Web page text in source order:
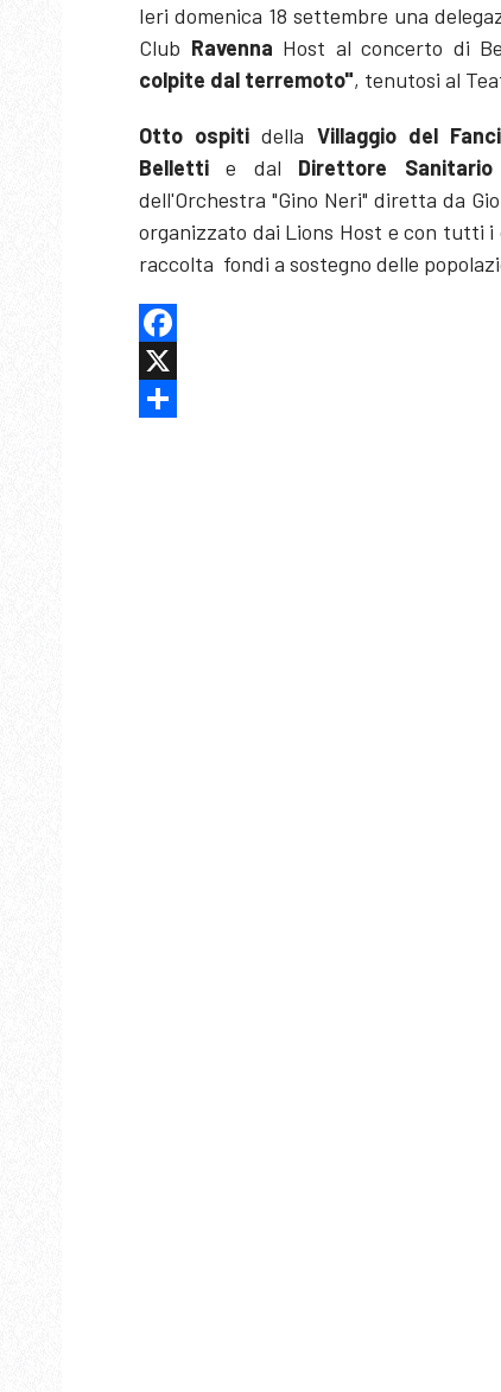
Ieri domenica 18 settembre una
Club Ravenna Host al concerto di
colpite dal terremoto", tenutosi al
Otto ospiti della Villaggio del
Belletti e dal Direttore Sanitario
dell'Orchestra "Gino Neri" diretta da
organizzato dai Lions Host e con tutti
raccolta fondi a sostegno delle
Facebook
X